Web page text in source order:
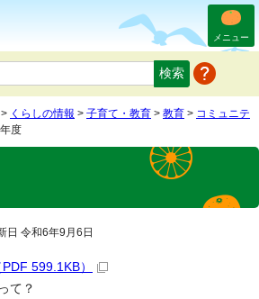
メニュー
> くらしの情報 > 子育て・教育 > 教育 > コミュニテ
度
令和6年9月6日
599.1KB）
て？